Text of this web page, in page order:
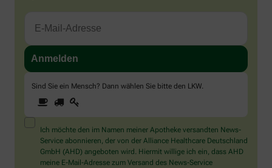
Sind Sie ein Mensch? Dann wählen Sie bitte den LKW.
Sind
Sie
ein
Mensch?
Dann
wählen
Sie
1 2
Ich möchte den im Namen meiner Apotheke versandten News-
Service abonnieren, der von der Alliance Healthcare Deutschland
GmbH (AHD) angeboten wird. Hiermit willige ich ein, dass AHD
meine E-Mail-Adresse zum Versand des News-Service